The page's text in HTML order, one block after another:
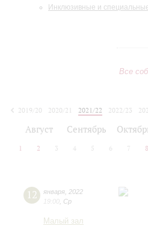
Инклюзивные и
Все
2019/20
2020/21 2021/22 2022/23
Август Сентябрь
1 2 3 4 5 6 7 8
12 января 2022
19:00 Ср
Малый зал